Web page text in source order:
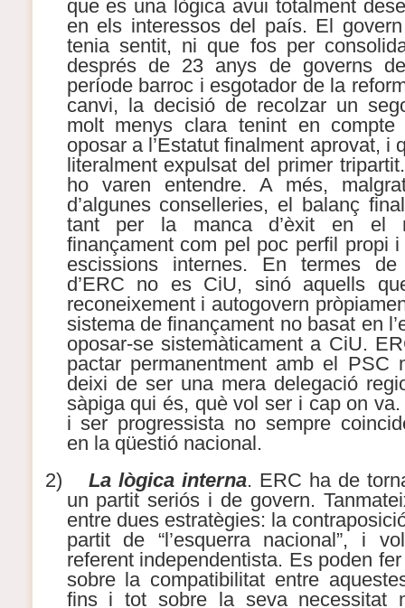
que es una lògica avui totalment
en els interessos del país. El
tenia sentit, ni que fos per
després de 23 anys de governs
període barroc i esgotador de la
canvi, la decisió de recolzar un
molt menys clara tenint en
oposar a l’Estatut finalment aprovat, i
literalment expulsat del primer
ho varen entendre. A més,
d’algunes conselleries, el balanç
tant per la manca d’èxit en el
finançament com pel poc perfil propi
escissions internes. En termes de
d’ERC no es CiU, sinó aquells
reconeixement i autogovern
sistema de finançament no basat en
oposar-se sistemàticament a CiU.
pactar permanentment amb el PSC
deixi de ser una mera delegació
sàpiga qui és, què vol ser i cap on va.
i ser progressista no sempre
en la qüestió nacional.
2)
La lògica interna. ERC ha de
un partit seriós i de govern.
entre dues estratègies: la
partit de “l’esquerra nacional”, i
referent independentista. Es poden
sobre la compatibilitat entre
fins i tot sobre la seva necessitat